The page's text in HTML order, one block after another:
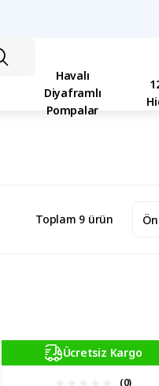
Havalı
Diyaframlı
Pompalar
Toplam 9 ürün
Ücretsiz Kargo
(0)